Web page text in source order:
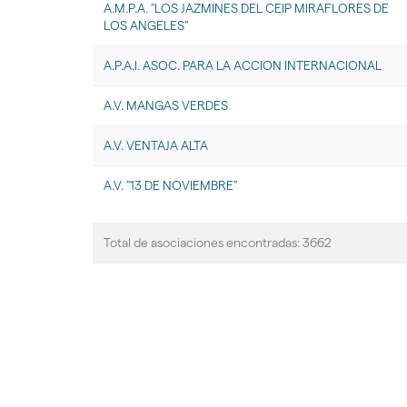
Total de asociaciones encontradas: 3662
A.M.P.A. "LOS JAZMINES DEL CEIP MIRAFLORES DE
LOS ANGELES"
A.P.A.I. ASOC. PARA LA ACCION INTERNACIONAL
A.V. MANGAS VERDES
A.V. VENTAJA ALTA
A.V. "13 DE NOVIEMBRE"